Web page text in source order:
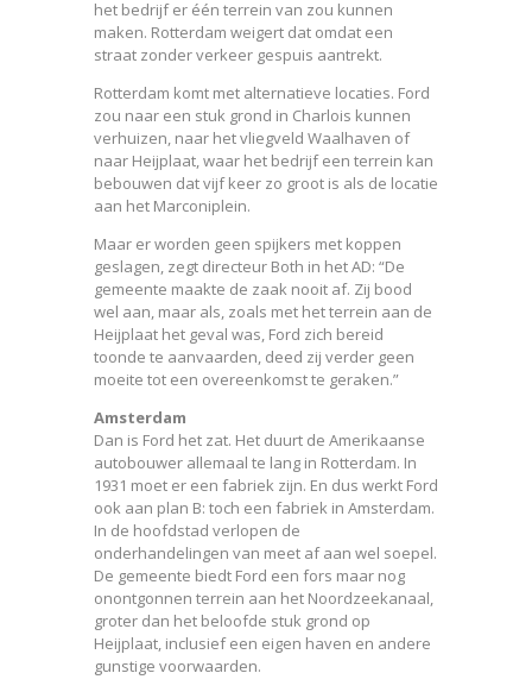
het bedrijf er één terrein van zou kunnen
maken. Rotterdam weigert dat omdat een
straat zonder verkeer gespuis aantrekt.
Rotterdam komt met alternatieve locaties. Ford
zou naar een stuk grond in Charlois kunnen
verhuizen, naar het vliegveld Waalhaven of
naar Heijplaat, waar het bedrijf een terrein kan
bebouwen dat vijf keer zo groot is als de locatie
aan het Marconiplein.
Maar er worden geen spijkers met koppen
geslagen, zegt directeur Both in het AD: “De
gemeente maakte de zaak nooit af. Zij bood
wel aan, maar als, zoals met het terrein aan de
Heijplaat het geval was, Ford zich bereid
toonde te aanvaarden, deed zij verder geen
moeite tot een overeenkomst te geraken.”
Amsterdam
Dan is Ford het zat. Het duurt de Amerikaanse
autobouwer allemaal te lang in Rotterdam. In
1931 moet er een fabriek zijn. En dus werkt Ford
ook aan plan B: toch een fabriek in Amsterdam.
In de hoofdstad verlopen de
onderhandelingen van meet af aan wel soepel.
De gemeente biedt Ford een fors maar nog
onontgonnen terrein aan het Noordzeekanaal,
groter dan het beloofde stuk grond op
Heijplaat, inclusief een eigen haven en andere
gunstige voorwaarden.